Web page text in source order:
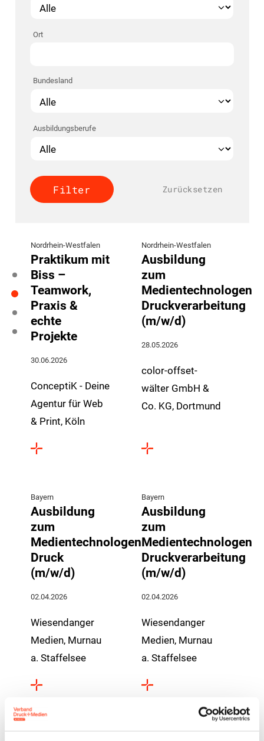
Nordrhein-Westfalen
Praktikum mit
Biss –
Teamwork,
Praxis &
echte
Projekte
30.06.2026
ConceptiK - Deine
Agentur für Web
& Print, Köln
Nordrhein-Westfalen
Ausbildung
zum
Medientechnologen
Druckverarbeitung
(m/w/d)
28.05.2026
color-offset-
wälter GmbH &
Co. KG, Dortmund
Bayern
Ausbildung
zum
Medientechnologen
Druck
(m/w/d)
02.04.2026
Wiesendanger
Medien, Murnau
a. Staffelsee
Bayern
Ausbildung
zum
Medientechnologen
Druckverarbeitung
(m/w/d)
02.04.2026
Wiesendanger
Medien, Murnau
a. Staffelsee
Bayern Bayern
Ort
Bundesland
Ausbildungsberufe
Zurücksetzen